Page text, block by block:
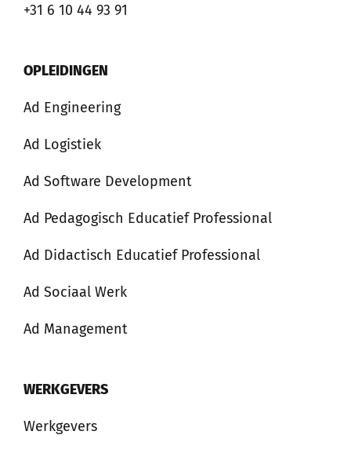
+31 6 10 44 93 91
OPLEIDINGEN
Ad Engineering
Ad Logistiek
Ad Software Development
Ad Pedagogisch Educatief Professional
Ad Didactisch Educatief Professional
Ad Sociaal Werk
Ad Management
WERKGEVERS
Werkgevers